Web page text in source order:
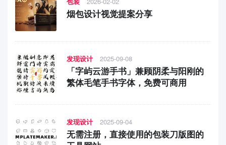
烟包设计视觉提案分享
发现设计 2025-09-08
「字屿云游手书」兼顾阴柔与阳刚的
繁体毛笔手书字体，免费可商用
发现设计 2025-09-04
无需注册，直接使用的包装刀版图的